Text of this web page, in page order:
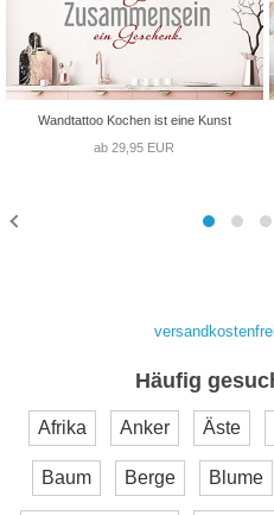
Wandtattoo Kochen ist eine Kunst
ab 29,95 EUR
Häufig
Afrika Anker Äste
Baum Berge Blume